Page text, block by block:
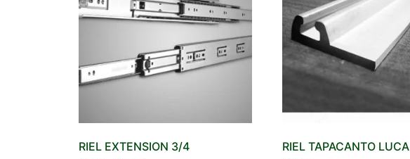
RIEL EXTENSION 3/4 RIEL TAPACANTO LUCA